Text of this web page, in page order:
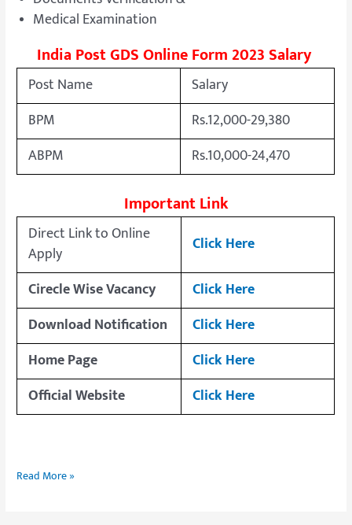
Medical Examination
India Post GDS Online Form 2023 Salary
Post Name
Salary
BPM
Rs.12,000-29,380
ABPM
Rs.10,000-24,470
Important Link
Direct Link to Online
Apply
Click Here
Cirecle Wise Vacancy
Click Here
Download Notification
Click Here
Home Page
Click Here
Official Website
Click Here
Read More »